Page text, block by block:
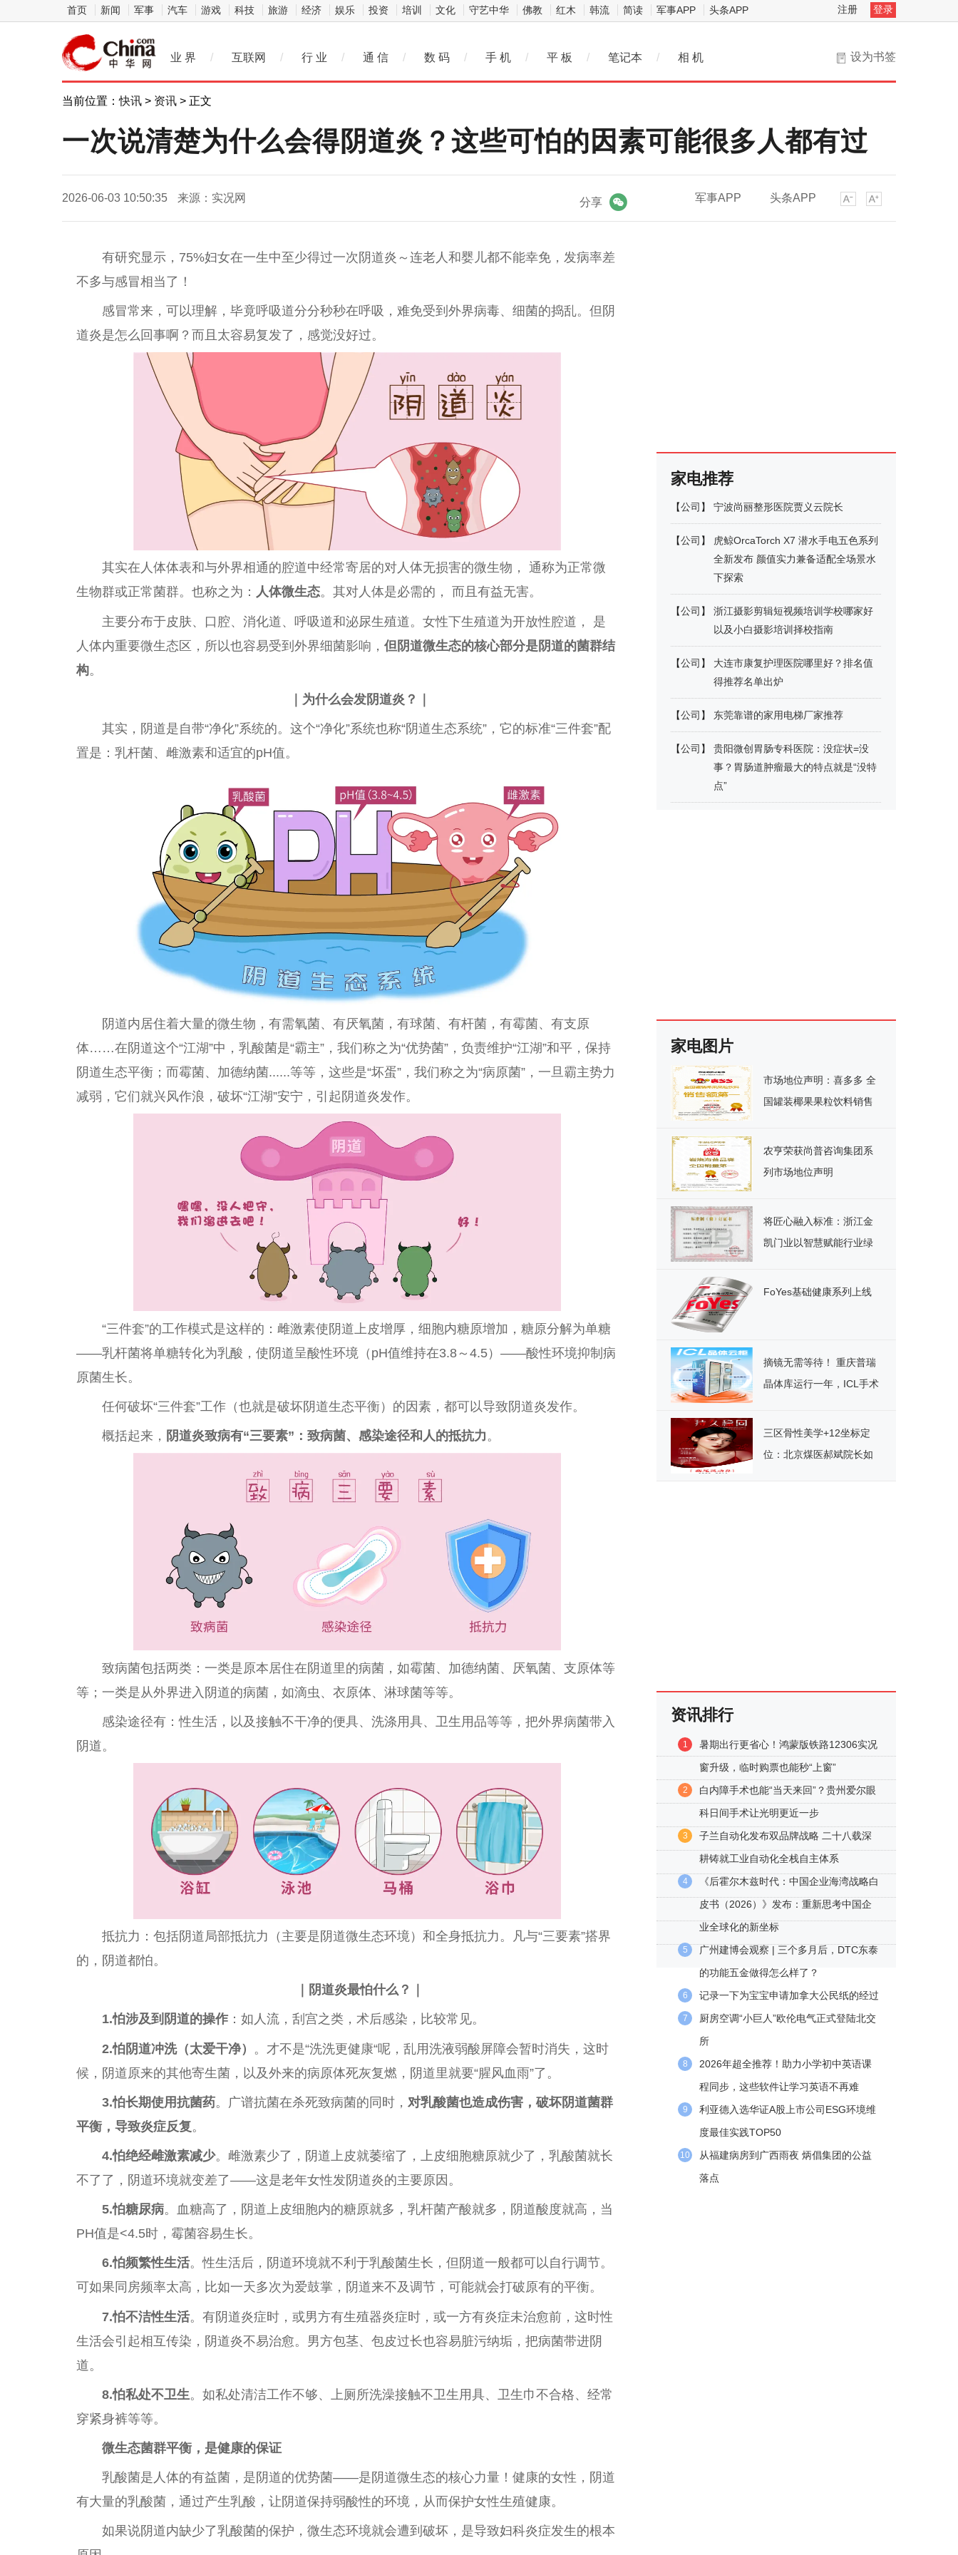
首页 新闻 军事 汽车 游戏 科技 旅游 经济 娱乐 投资 培训 文化 守艺中华 佛教 红木 韩流 简读 军事APP 头条APP 注册 登录
设为书签
业 界 / 互联网 / 行 业 / 通 信 / 数 码 / 手 机 / 平 板 / 笔记本 / 相 机
当前位置：快讯 > 资讯 > 正文
一次说清楚为什么会得阴道炎？这些可怕的因素可能很多人都有过
2026-06-03 10:50:35 来源：实况网 军事APP 头条APP
分享
有研究显示，75%妇女在一生中至少得过一次阴道炎～连老人和婴儿都不能幸免，发病率差
不多与感冒相当了！
感冒常来，可以理解，毕竟呼吸道分分秒秒在呼吸，难免受到外界病毒、细菌的捣乱。但阴
道炎是怎么回事啊？而且太容易复发了，感觉没好过。
其实在人体体表和与外界相通的腔道中经常寄居的对人体无损害的微生物， 通称为正常微
生物群或正常菌群。也称之为： 人体微生态。其对人体是必需的， 而且有益无害。
主要分布于皮肤、口腔、消化道、呼吸道和泌尿生殖道。女性下生殖道为开放性腔道， 是
人体内重要微生态区，所以也容易受到外界细菌影响， 但阴道微生态的核心部分是阴道的菌群结
构。
｜为什么会发阴道炎？｜
其实，阴道是自带“净化”系统的。这个“净化”系统也称“阴道生态系统”，它的标准“三件套”配
置是：乳杆菌、雌激素和适宜的pH值。
阴道内居住着大量的微生物，有需氧菌、有厌氧菌，有球菌、有杆菌，有霉菌、有支原
体……在阴道这个“江湖”中，乳酸菌是“霸主”，我们称之为“优势菌”，负责维护“江湖”和平 ，保持
阴道生态平衡；而霉菌、加德纳菌......等等，这些是“坏蛋”，我们称之为“病原菌”，一旦霸主势力
减弱，它们就兴风作浪，破坏“江湖”安宁，引起阴道炎发作。
“三件套”的工作模式是这样的：雌激素使阴道上皮增厚，细胞内糖原增加，糖原分解为单糖
——乳杆菌将单糖转化为乳酸，使阴道呈酸性环境（pH值维持在3.8～4.5）——酸性环境抑制病
原菌生长。
任何破坏“三件套”工作（也就是破坏阴道生态平衡）的因素，都可以导致阴道炎发作。
概括起来， 阴道炎致病有“三要素”：致病菌、感染途径和人的抵抗力 。
致病菌包括两类：一类是原本居住在阴道里的病菌，如霉菌、加德纳菌、厌氧菌、支原体等
等；一类是从外界进入阴道的病菌，如滴虫、衣原体、淋球菌等等。
感染途径有：性生活，以及接触不干净的便具、洗涤用具、卫生用品等等，把外界病菌带入
阴道。
抵抗力：包括阴道局部抵抗力（主要是阴道微生态环境）和全身抵抗力。凡与“三要素”搭界
的，阴道都怕。
｜阴道炎最怕什么？｜
1.怕涉及到阴道的操作 ：如人流，刮宫之类，术后感染，比较常见。
2.怕阴道冲洗（太爱干净） 。才不是“洗洗更健康“呢，乱用洗液弱酸屏障会暂时消失，这时
候，阴道原来的其他寄生菌，以及外来的病原体死灰复燃，阴道里就要“腥风血雨”了。
3.怕长期使用抗菌药。广谱抗菌在杀死致病菌的同时， 对乳酸菌也造成伤害，破坏阴道菌群
平衡，导致炎症反复。
4.怕绝经雌激素减少。雌激素少了，阴道上皮就萎缩了，上皮细胞糖原就少了，乳酸菌就长
不了了，阴道环境就变差了——这是老年女性发阴道炎的主要原因。
5.怕糖尿病。血糖高了，阴道上皮细胞内的糖原就多，乳杆菌产酸就多，阴道酸度就高，当
PH值是<4.5时，霉菌容易生长。
6.怕频繁性生活。性生活后，阴道环境就不利于乳酸菌生长，但阴道一般都可以自行调节。
可如果同房频率太高，比如一天多次为爱鼓掌，阴道来不及调节，可能就会打破原有的平衡。
7.怕不洁性生活。有阴道炎症时，或男方有生殖器炎症时，或一方有炎症未治愈前，这时性
生活会引起相互传染，阴道炎不易治愈。男方包茎、包皮过长也容易脏污纳垢，把病菌带进阴
道。
8.怕私处不卫生。如私处清洁工作不够、上厕所洗澡接触不卫生用具、卫生巾不合格、经常
穿紧身裤等等。
微生态菌群平衡，是健康的保证
乳酸菌是人体的有益菌，是阴道的优势菌——是阴道微生态的核心力量！健康的女性 ，阴道
有大量的乳酸菌，通过产生乳酸，让阴道保持弱酸性的环境，从而保护女性生殖健康。
如果说阴道内缺少了乳酸菌的保护， 微生态环境就会遭到破坏，是导致妇科炎症发生的根本
家电推荐
【公司 】 宁波尚丽整形医院贾义云院长
【公司 】
虎鲸OrcaTorch X7 潜水手电五色系列
全新发布 颜值实力兼备适配全场景水
下探索
【公司 】
浙江摄影剪辑短视频培训学校哪家好
以及小白摄影培训择校指南
【公司 】
大连市康复护理医院哪里好？排名值
得推荐名单出炉
【公司 】 东莞靠谱的家用电梯厂家推荐
【公司 】
贵阳微创胃肠专科医院：没症状=没
事？胃肠道肿瘤最大的特点就是“没特
点”
家电图片
市场地位声明：喜多多 全
国罐装椰果果粒饮料销售
农亨荣获尚普咨询集团系
列市场地位声明
将匠心融入标准：浙江金
凯门业以智慧赋能行业绿
FoYes基础健康系列上线
摘镜无需等待！ 重庆普瑞
晶体库运行一年，ICL手术
三区骨性美学+12坐标定
位：北京煤医郝斌院长如
资讯排行
1
暑期出行更省心！鸿蒙版铁路12306实况
窗升级，临时购票也能秒“上窗”
2
白内障手术也能“当天来回”？贵州爱尔眼
科日间手术让光明更近一步
3
子兰自动化发布双品牌战略 二十八载深
耕铸就工业自动化全栈自主体系
4
《后霍尔木兹时代：中国企业海湾战略白
皮书（2026）》发布：重新思考中国企
业全球化的新坐标
5
广州建博会观察 | 三个多月后，DTC东泰
的功能五金做得怎么样了？
6 记录一下为宝宝申请加拿大公民纸的经过
7
厨房空调“小巨人”欧伦电气正式登陆北交
所
8
2026年超全推荐！助力小学初中英语课
程同步，这些软件让学习英语不再难
9
利亚德入选华证A股上市公司ESG环境维
度最佳实践TOP50
10
从福建病房到广西雨夜 炳倡集团的公益
落点